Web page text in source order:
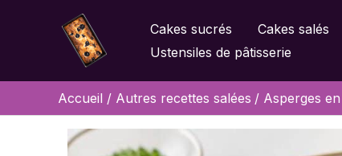
Cakes sucrés Cakes salés
Ustensiles de pâtisserie
Accueil Autres recettes salées Asperges